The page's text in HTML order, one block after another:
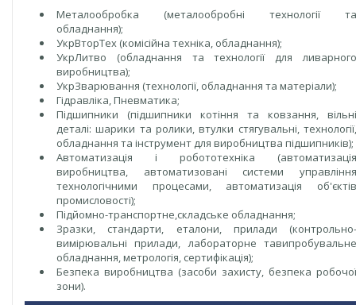
Металообробка (металообробні технології та
обладнання);
УкрВторТех (комісійна техніка, обладнання);
УкрЛитво (обладнання та технології для ливарного
виробництва);
УкрЗварювання (технології, обладнання та матеріали);
Гідравліка, Пневматика;
Підшипники (підшипники котіння та ковзання, вільні
деталі: шарики та ролики, втулки стягувальні, технології,
обладнання та інструмент для виробництва підшипників);
Автоматизація і робототехніка (автоматизація
виробництва, автоматизовані системи управління
технологічними процесами, автоматизація об'єктів
промисловості);
Підйомно-транспортне,складське обладнання;
Зразки, стандарти, еталони, прилади (контрольно-
вимірювальні прилади, лабораторне тавипробувальне
обладнання, метрологія, сертифікація);
Безпека виробництва (засоби захисту, безпека робочої
зони).